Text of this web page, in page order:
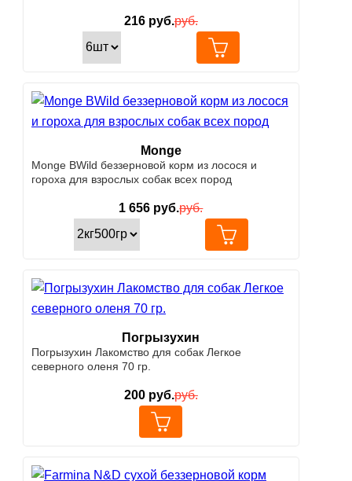
216руб.руб.
Monge
Monge BWild беззерновой корм из лосося и
гороха для взрослых собак всех пород
1 656 руб.руб.
Погрызухин
Погрызухин Лакомство для собак Легкое
северного оленя 70 гр.
200руб.руб.